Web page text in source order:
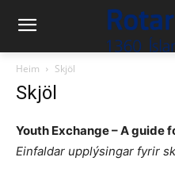
Heim Skjöl
Skjöl
Youth Exchange – A guide
Einfaldar upplýsingar fyrir